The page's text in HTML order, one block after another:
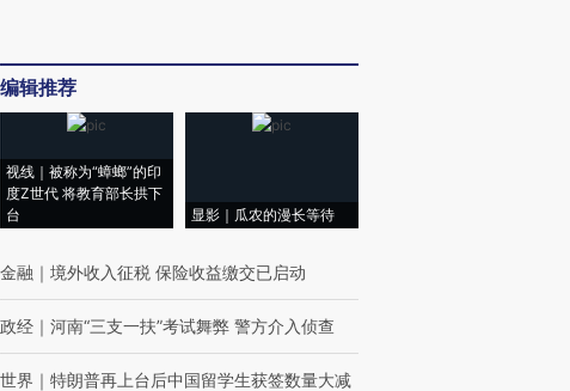
编辑推荐
视线｜被称为“蟑螂”的印
度Z世代 将教育部长拱下
台
显影｜瓜农的漫长等待
金融 ｜ 境外收入征税 保险收益缴交已启动
政经 ｜ 河南“三支一扶”考试舞弊 警方介入侦查
世界 ｜ 特朗普再上台后中国留学生获签数量大减